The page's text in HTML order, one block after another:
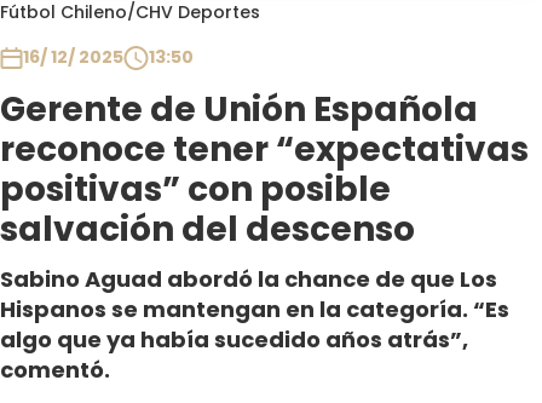
Fútbol Chileno/CHV Deportes
16/ 12/ 2025
13:50
Gerente de Unión Española
reconoce tener “expectativas
positivas” con posible
salvación del descenso
Sabino Aguad abordó la chance de que Los
Hispanos se mantengan en la categoría. “Es
algo que ya había sucedido años atrás”,
comentó.
Programas
Club De La Comedia
Contigo en Directo
Plan Perfecto
El Tiempo
Sabingo
Todos Los Programas